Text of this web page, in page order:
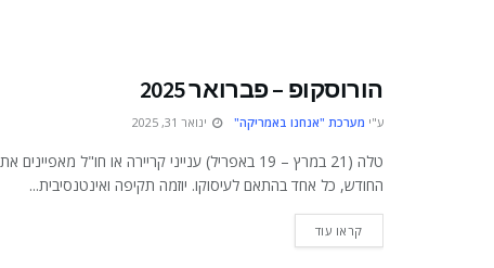
הורוסקופ – פברואר 2025
ע"י מערכת "אנחנו באמריקה" ינואר 31, 2025
טלה (21 במרץ – 19 באפריל) ענייני קריירה או חו"ל מאפיינים את
החודש, כל אחד בהתאם לעיסוקו. יוזמה תקיפה ואינטנסיבית...
קראו עודDETAILS